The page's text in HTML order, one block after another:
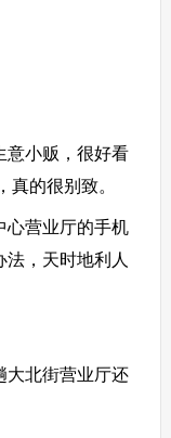
小贩，很好看
真的很别致。
营业厅的手机
，天时地利人
北街营业厅还